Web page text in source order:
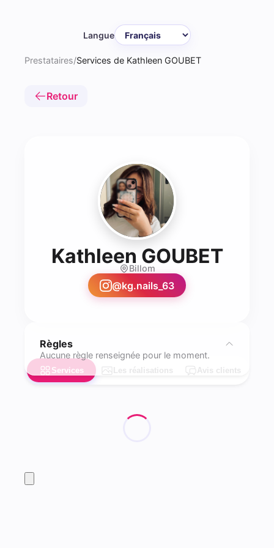
Langue
Prestataires/Services de Kathleen GOUBET
Retour
Kathleen GOUBET-
Billom
@kg.nails_63
Règles
Aucune règle renseignée pour le moment.
Services Les réalisations Avis clients